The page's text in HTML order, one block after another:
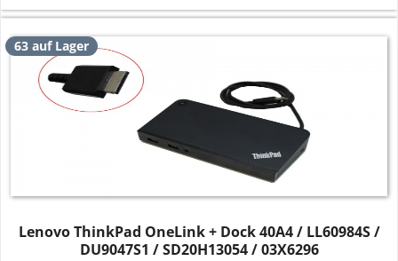
63 auf Lager
Lenovo ThinkPad OneLink + Dock 40A4 / LL60984S /
DU9047S1 / SD20H13054 / 03X6296